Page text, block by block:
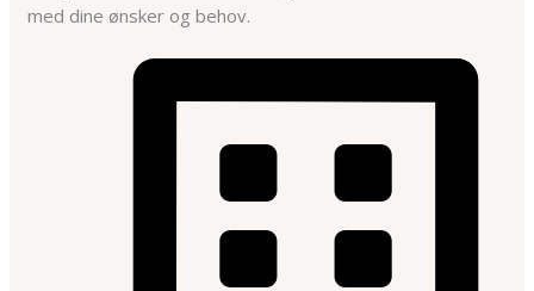
med dine ønsker og behov.